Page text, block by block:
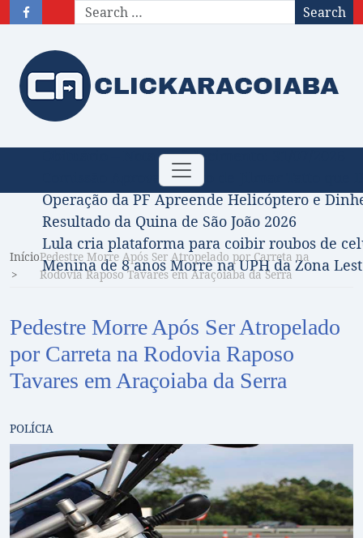
Search
Toggle navigation
Obituário – Nota de falecimento: 31/07/2026
Comissão Aprova Projeto de Jilmar Tatto
Operação da PF Apreende Helicóptero e
Resultado da Quina de São João 2026
Lula cria plataforma para coibir roubos de
Menina de 8 anos Morre na UPH da Zona
InícioPedestre Morre Após Ser Atropelado por Carreta na
Rodovia Raposo Tavares em Araçoiaba da Serra
Pedestre Morre Após Ser Atropelado
por Carreta na Rodovia Raposo
Tavares em Araçoiaba da Serra
POLÍCIA